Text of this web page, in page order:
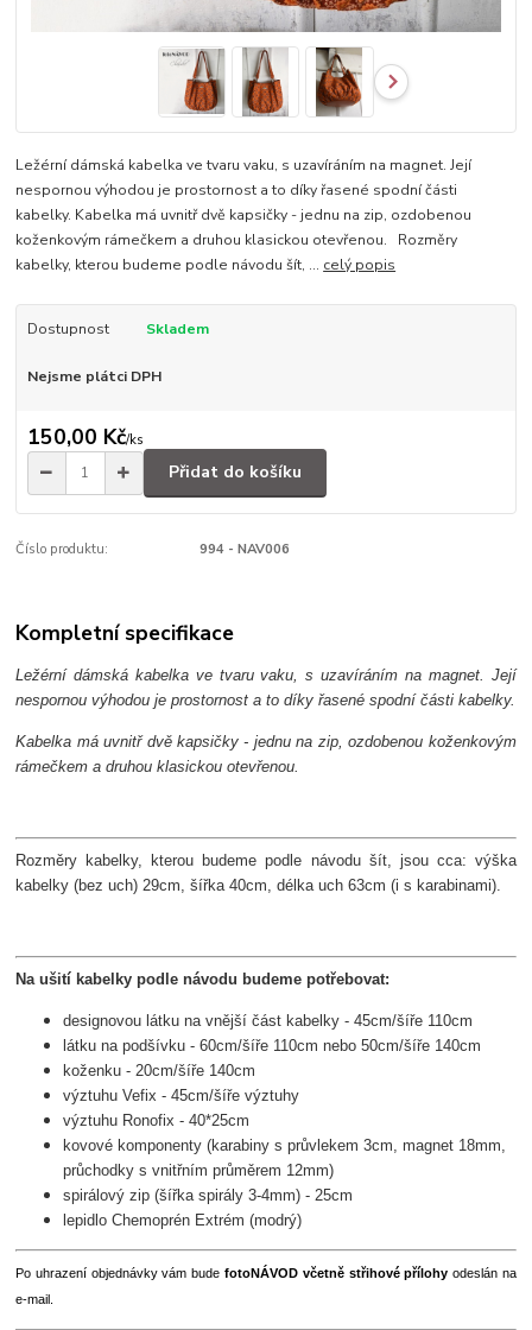
Ležérní dámská kabelka ve tvaru vaku, s uzavíráním na magnet. Její
nespornou výhodou je prostornost a to díky řasené spodní části
kabelky. Kabelka má uvnitř dvě kapsičky - jednu na zip, ozdobenou
koženkovým rámečkem a druhou klasickou otevřenou. Rozměry
kabelky, kterou budeme podle návodu šít, ... celý popis
Dostupnost Skladem
Nejsme plátci DPH
150,00 Kč/ks
Přidat do košíku
Číslo produktu: 994 - NAV006
Kompletní specifikace
Ležérní dámská kabelka ve tvaru vaku, s uzavíráním na magnet. Její
nespornou výhodou je prostornost a to díky řasené spodní části kabelky.
Kabelka má uvnitř dvě kapsičky - jednu na zip, ozdobenou koženkovým
rámečkem a druhou klasickou otevřenou.
Rozměry kabelky, kterou budeme podle návodu šít, jsou cca: výška
kabelky (bez uch) 29cm, šířka 40cm, délka uch 63cm (i s karabinami).
Na ušití kabelky podle návodu budeme potřebovat:
designovou látku na vnější část kabelky - 45cm/šíře 110cm
látku na podšívku - 60cm/šíře 110cm nebo 50cm/šíře 140cm
koženku - 20cm/šíře 140cm
výztuhu Vefix - 45cm/šíře výztuhy
výztuhu Ronofix - 40*25cm
kovové komponenty (karabiny s průvlekem 3cm, magnet 18mm,
průchodky s vnitřním průměrem 12mm)
spirálový zip (šířka spirály 3-4mm) - 25cm
lepidlo Chemoprén Extrém (modrý)
Po uhrazení objednávky vám bude fotoNÁVOD včetně střihové přílohy odeslán na
e-mail.